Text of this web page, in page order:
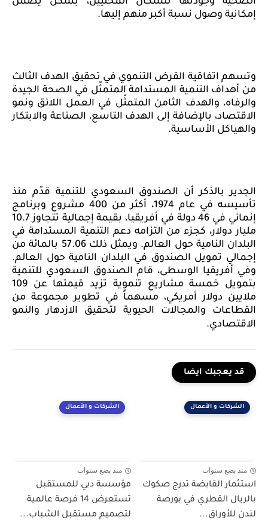
إمكانية وصول نسبة أكبر منهم إليها.
وتسهم اتفاقية القرض التنموي في تحقيق الهدف الثالث
من أهداف التنمية المستدامة المتمثّل في الصحة الجيدة
والرفاه، والهدف الثامن المتمثّل في العمل اللائق ونمو
الاقتصاد، بالإضافة إلى الهدف التاسع، الصناعة والابتكار
والهياكل الأساسية.
الجدير بالذكر أن الصندوق السعودي للتنمية قدّم منذ
تأسيسه في عام 1974، أكثر من 400 مشروع وبرنامج
إنمائي في 46 دولة في أفريقيا، بقيمة إجمالية تتجاوز 10.7
مليار دولار، كجزء من التزامه دعم التنمية المستدامة في
البلدان النامية حول العالم.
ويمثل ذلك 57.06 بالمائة من
إجمالي تمويل الصندوق في البلدان النامية حول العالم.
وفي أفريقيا الوسطى، قام الصندوق السعودي للتنمية
بتمويل خمسة مشاريع تنموية تزيد قيمتها عن 109
ملايين دولار أمريكي، مسهماً في تطوير مجموعة من
القطاعات والمجالات الحيوية لتحقيق الازدهار والنمو
الاقتصادي.
قد يعجبك ايضا
الشركات و الأعمال
منذ بضع سنوات
استثمار القابضة تدرج صكوك
بالريال القطري في بورصة
لندن للأوراق...
الشركات و الأعمال
منذ بضع سنوات
مؤسسة دبي للمستقبل
تستعرض 14 فرصة عالمية
لتصميم مستقبل الشباب...